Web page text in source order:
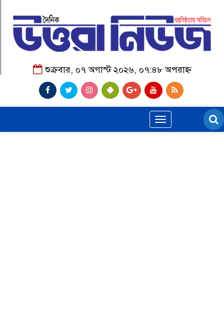
শুক্রবার, ০৭ অগাস্ট ২০২৬, ০৭:৪৮ অপরাহ্ন
Toggle
navigation